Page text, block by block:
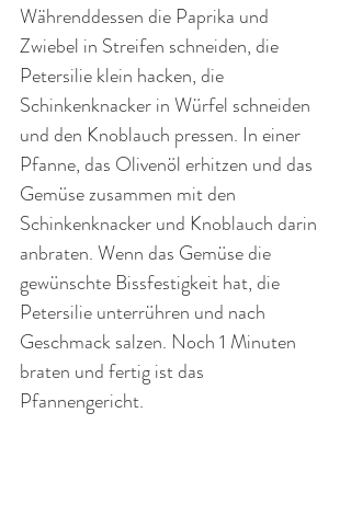
Währenddessen die Paprika und
Zwiebel in Streifen schneiden, die
Petersilie klein hacken, die
Schinkenknacker in Würfel schneiden
und den Knoblauch pressen. In einer
Pfanne, das Olivenöl erhitzen und das
Gemüse zusammen mit den
Schinkenknacker und Knoblauch darin
anbraten. Wenn das Gemüse die
gewünschte Bissfestigkeit hat, die
Petersilie unterrühren und nach
Geschmack salzen. Noch 1 Minuten
braten und fertig ist das
Pfannengericht.